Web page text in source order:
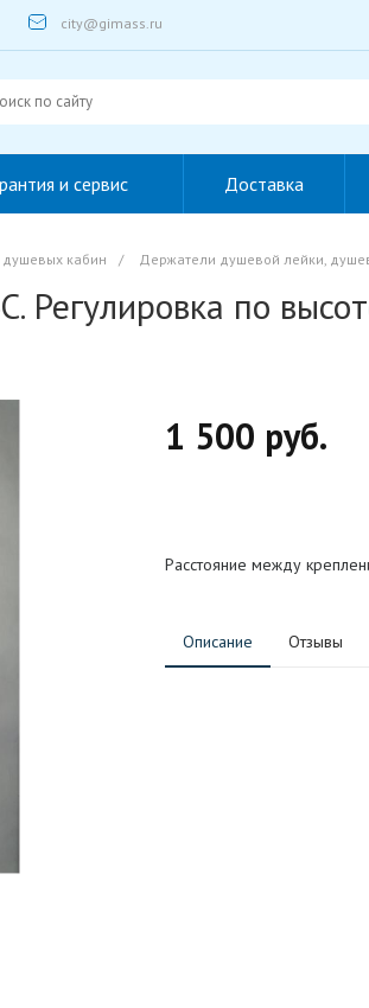
city@gimass.ru
и сервис Доставка
кабин / Держатели душевой лейки,
Регулировка по
1 500 руб.
Расстояние между
Описание Отзывы